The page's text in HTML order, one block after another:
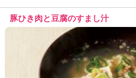
豚ひき肉と豆腐のすまし汁